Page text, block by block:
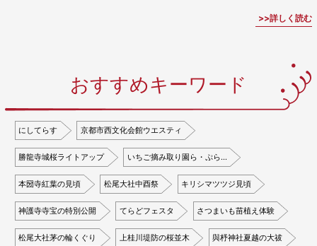
詳しく読む
おすすめキーワード
にしてらす 京都市西文化会館ウエスティ
勝龍寺城桜ライトアップ いちご摘み取り園ら・ぷら…
本圀寺紅葉の見頃 松尾大社中酉祭 キリシマツツジ見頃
神護寺寺宝の特別公開 てらどフェスタ さつまいも苗植え体験
松尾大社茅の輪くぐり 上桂川堤防の桜並木 與杼神社夏越の大祓